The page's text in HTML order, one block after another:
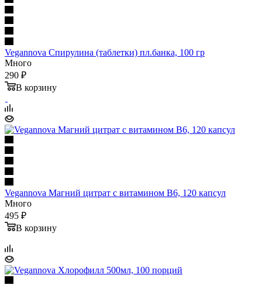
Vegannova Спирулина (таблетки) пл.банка, 100 гр
Много
290 ₽
В корзину
Vegannova Магний цитрат с витамином B6, 120 капсул
Много
495 ₽
В корзину